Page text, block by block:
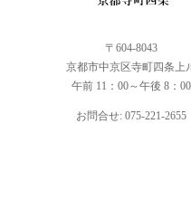
〒604-8043
京都市中京区寺町四条上
午前 11：00～午後 8：00
お問合せ: 075-221-2655